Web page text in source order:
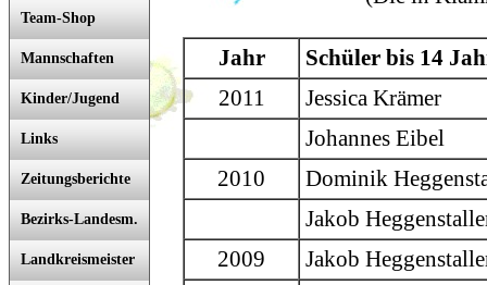
Team-Shop
Mannschaften
Kinder/Jugend
Links
Zeitungsberichte
Bezirks-Landesm.
Landkreismeister
Jahr
Schüler bis 14
2011
Jessica Krämer
Johannes Eibel
2010
Dominik
Jakob
2009
Jakob